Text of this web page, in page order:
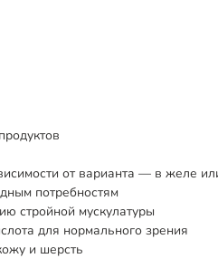
от варианта — в желе
потребностям
стройной мускулатуры
для нормального зрения
и шерсть